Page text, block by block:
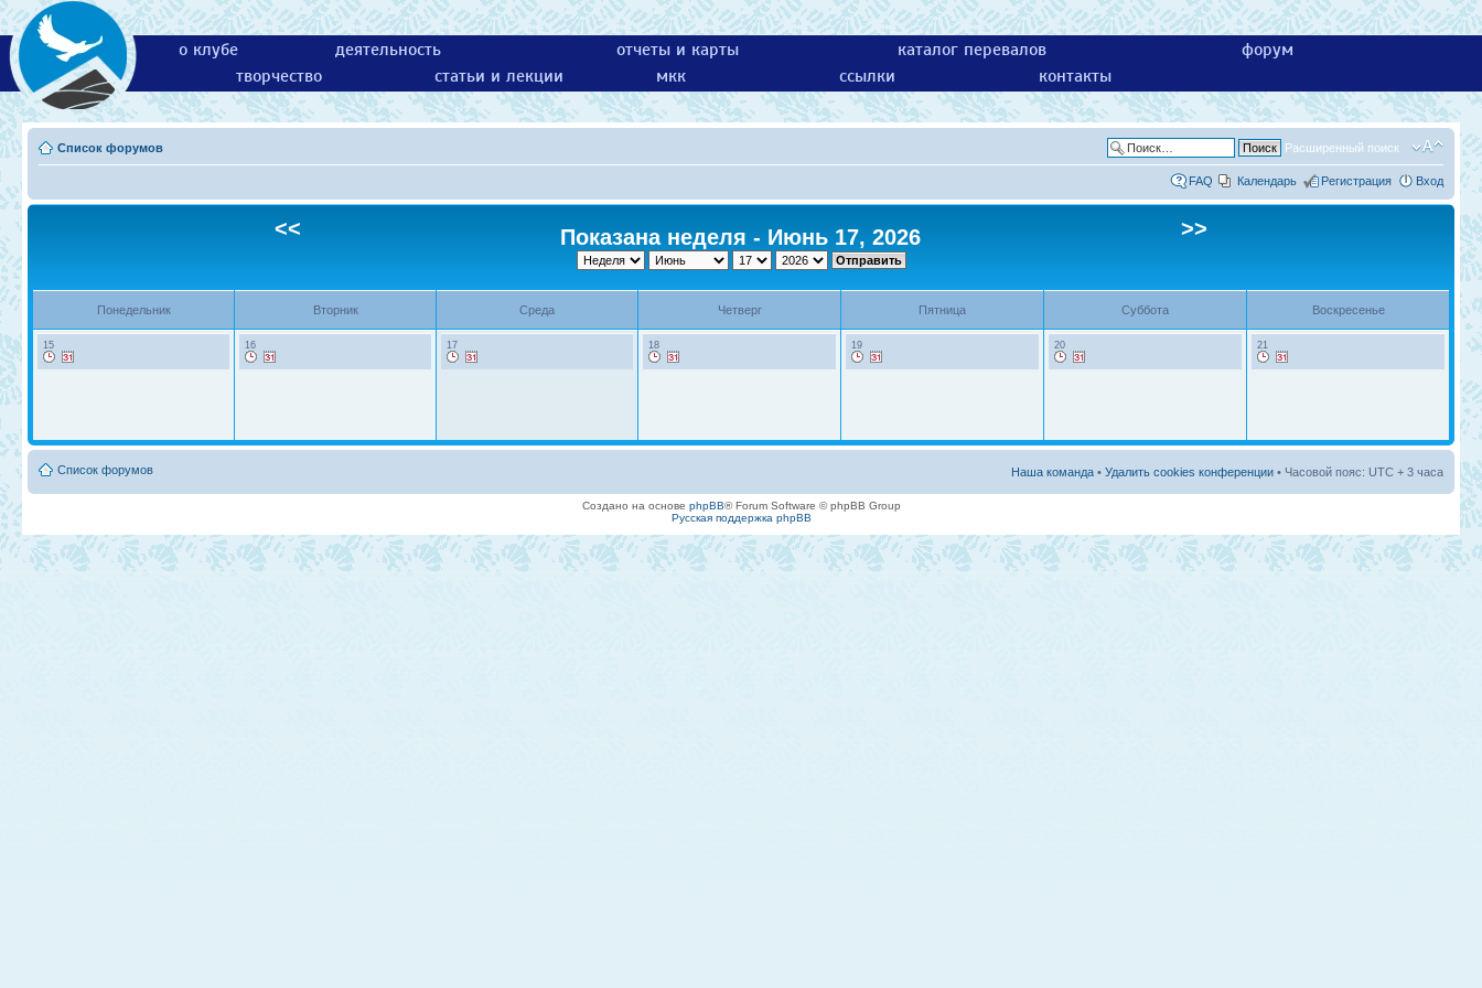
о клубе деятельность отчеты и карты каталог перевалов
форум
творчество
статьи и лекции мкк ссылки контакты
Список форумов Расширенный поиск
FAQ Календарь Регистрация Вход
<< Показана неделя - Июнь 17, 2026 >>
Понедельник Вторник Среда Четверг Пятница Суббота Воскресенье
15 16 17 18 19 20 21
Список форумов Наша команда • Удалить cookies конференции • Часовой пояс: UTC + 3 часа
Создано на основе phpBB® Forum Software © phpBB Group
Русская поддержка phpBB